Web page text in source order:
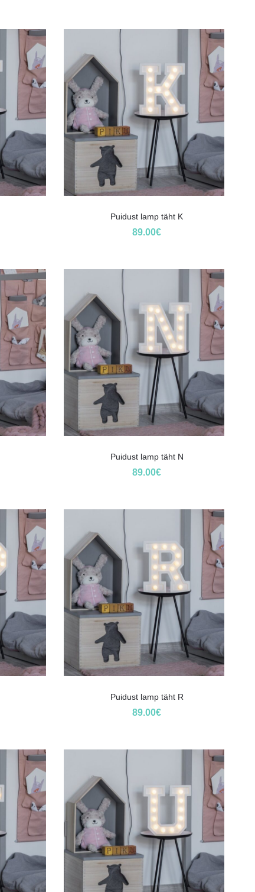
Puidust lamp täht K
89.00€
Puidust lamp täht N
89.00€
Puidust lamp täht R
89.00€